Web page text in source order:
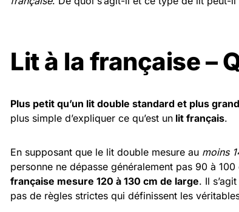
Lit à la française –
Plus petit qu’un lit double standard et plus
plus simple d’expliquer ce qu’est un lit français.
En supposant que le lit double mesure au moins
personne ne dépasse généralement pas 90 à
française mesure 120 à 130 cm de large. Il
pas de règles strictes qui définissent les